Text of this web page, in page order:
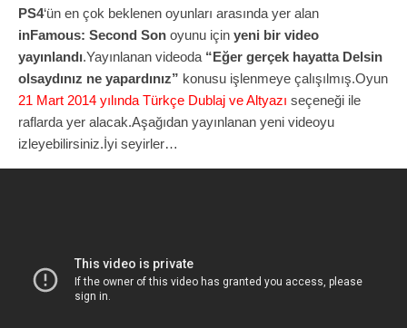
PS4‘ün en çok beklenen oyunları arasında yer alan
inFamous: Second Son oyunu için yeni bir video
yayınlandı.Yayınlanan videoda “Eğer gerçek hayatta Delsin
olsaydınız ne yapardınız” konusu işlenmeye çalışılmış.Oyun
21 Mart 2014 yılında Türkçe Dublaj ve Altyazı seçeneği ile
raflarda yer alacak.Aşağıdan yayınlanan yeni videoyu
izleyebilirsiniz.İyi seyirler…